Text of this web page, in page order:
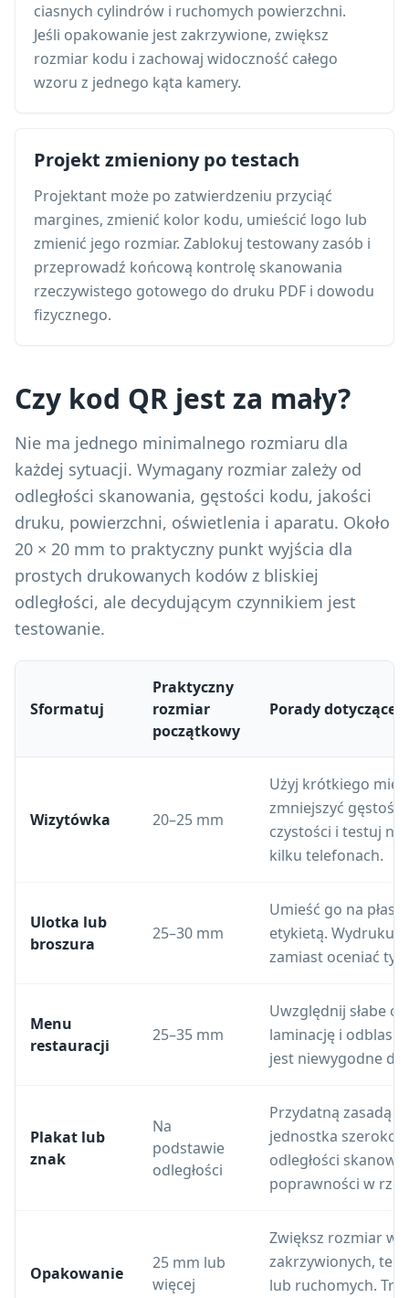
ciasnych cylindrów i ruchomych powierzchni.
Jeśli opakowanie jest zakrzywione, zwiększ
rozmiar kodu i zachowaj widoczność całego
wzoru z jednego kąta kamery.
Projekt zmieniony po testach
Projektant może po zatwierdzeniu przyciąć
margines, zmienić kolor kodu, umieścić logo lub
zmienić jego rozmiar. Zablokuj testowany zasób i
przeprowadź końcową kontrolę skanowania
rzeczywistego gotowego do druku PDF i dowodu
fizycznego.
Czy kod QR jest za mały?
Nie ma jednego minimalnego rozmiaru dla
każdej sytuacji. Wymagany rozmiar zależy od
odległości skanowania, gęstości kodu, jakości
druku, powierzchni, oświetlenia i aparatu. Około
20 × 20 mm to praktyczny punkt wyjścia dla
prostych drukowanych kodów z bliskiej
odległości, ale decydującym czynnikiem jest
testowanie.
Sformatuj
Praktyczny
rozmiar
początkowy
Porady dotyczące
Wizytówka 20–25 mm
Użyj krótkiego
zmniejszyć
czystości i testuj na
kilku telefonach.
Ulotka lub
broszura
25–30 mm
Umieść go na
etykietą. Wydrukuj
zamiast oceniać
Menu
restauracji
25–35 mm
Uwzględnij słabe
laminację i
jest niewygodne do
Plakat lub
znak
Na
podstawie
odległości
Przydatną zasadą
jednostka
odległości
poprawności w
Opakowanie
25 mm lub
więcej
Zwiększ rozmiar w
zakrzywionych,
lub ruchomych.